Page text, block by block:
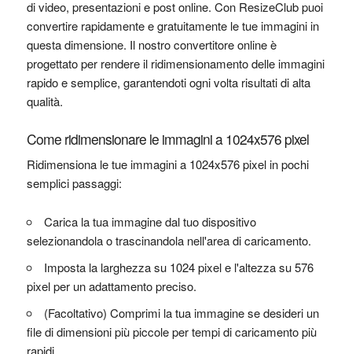
di video, presentazioni e post online. Con ResizeClub puoi
convertire rapidamente e gratuitamente le tue immagini in
questa dimensione. Il nostro convertitore online è
progettato per rendere il ridimensionamento delle immagini
rapido e semplice, garantendoti ogni volta risultati di alta
qualità.
Come ridimensionare le immagini a 1024x576 pixel
Ridimensiona le tue immagini a 1024x576 pixel in pochi
semplici passaggi:
Carica la tua immagine dal tuo dispositivo
selezionandola o trascinandola nell'area di caricamento.
Imposta la larghezza su 1024 pixel e l'altezza su 576
pixel per un adattamento preciso.
(Facoltativo) Comprimi la tua immagine se desideri un
file di dimensioni più piccole per tempi di caricamento più
rapidi.